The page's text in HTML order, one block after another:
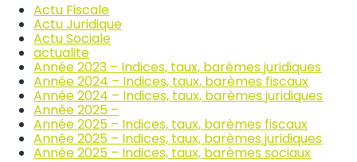
l
a
r
p
a
r
r
i
x
d
e
s
p
Actu Fiscale
Actu Juridique
Actu Sociale
actualite
Année 2023 – Indices, taux, barèmes juridiques
Année 2024 – Indices, taux, barèmes fiscaux
Année 2024 – Indices, taux, barèmes juridiques
Année 2025 –
Année 2025 – Indices, taux, barèmes fiscaux
Année 2025 – Indices, taux, barèmes juridiques
Année 2025 – Indices, taux, barèmes sociaux